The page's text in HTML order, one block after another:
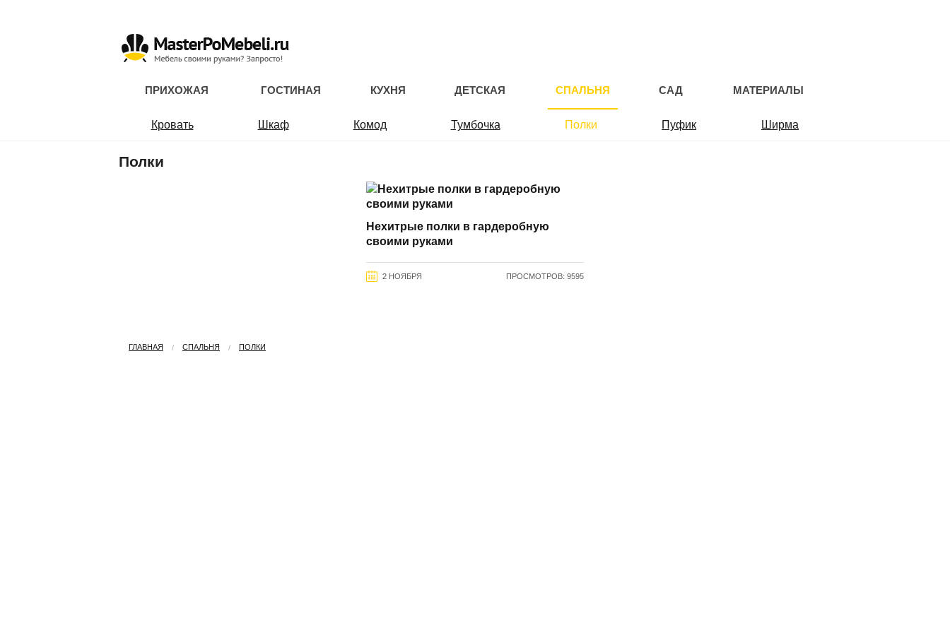
ПРИХОЖАЯ ГОСТИНАЯ КУХНЯ ДЕТСКАЯ СПАЛЬНЯ САД МАТЕРИАЛЫ
Кровать Шкаф Комод Тумбочка Полки Пуфик Ширма
Полки
Нехитрые полки в гардеробную
своими руками
2 НОЯБРЯ ПРОСМОТРОВ: 9595
ГЛАВНАЯ СПАЛЬНЯ ПОЛКИ